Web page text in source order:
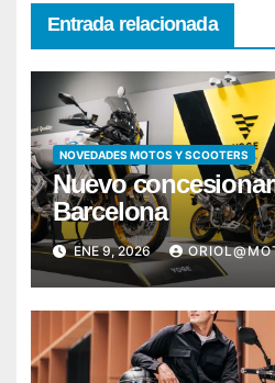
Entrada relacionada
NOVEDADES MOTOS Y SCOOTERS
Nuevo
Barcelona
ENE 9, 2026